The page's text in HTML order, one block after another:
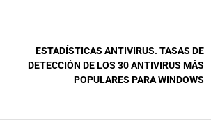
ESTADÍSTICAS ANTIVIRUS. TASAS DE
DETECCIÓN DE LOS 30 ANTIVIRUS MÁS
POPULARES PARA WINDOWS